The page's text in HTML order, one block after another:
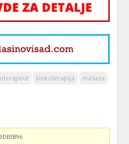
kineziterapija
masaza